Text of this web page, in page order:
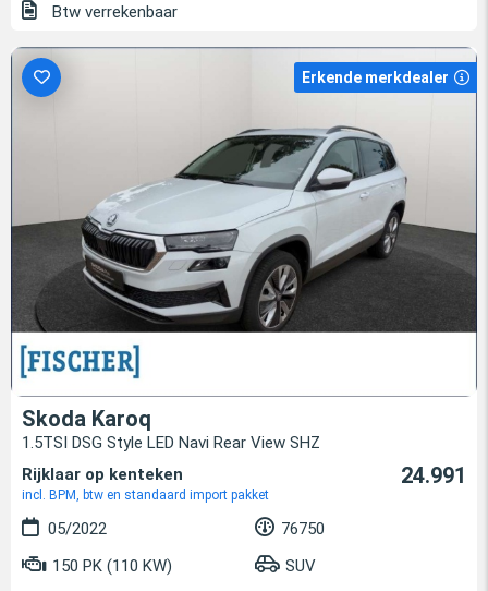
Btw verrekenbaar
Erkende merkdealer
Skoda Karoq
1.5TSI DSG Style LED Navi Rear View SHZ
Rijklaar op kenteken
incl. BPM, btw en standaard import pakket
24.991
05/2022
76750
150 PK (110 KW)
SUV